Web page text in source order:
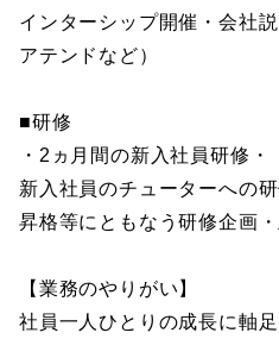
インターシップ開催・会社
アテンドなど）
■研修
・2ヵ月間の新入社員研修・
新入社員のチューターへの
昇格等にともなう研修企画
【業務のやりがい】
社員一人ひとりの成長に軸足